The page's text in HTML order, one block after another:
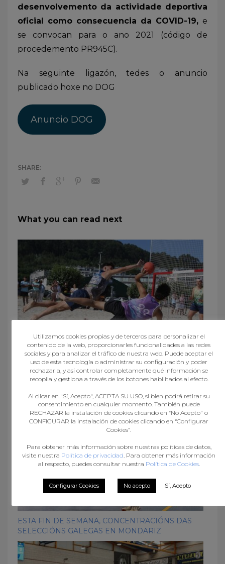
desenvolvemento da actividade deportiva
oficial como consecuencia da COVID-19, e
se convocan para o ano 2021 (código de
procedemento PR945C).
Na seguinte ligazón, tedes o anuncio
publicado hoxe no DOG
Anuncio DOG
What you can read next
ALICANTE ACOLLE A PARTIRES DO DÍA 1 O
CAMPIONATO DE ESPAÑA DE BALONMÁN PRAIA
ESTA FIN DE SEMANA, CONCENTRACIÓNS DAS
SELECCIÓNS GALEGAS EN MONDARIZ
Utilizamos cookies propias y de terceros para personalizar el
contenido de la web, proporcionarles funcionalidades a las redes
sociales y para analizar el tráfico de nuestra web. Puede aceptar el
uso de esta tecnología o administrar su configuración y poder
rechazarla, y así controlar completamente qué información se
recopila y gestiona a través de los botones habilitados al efecto.
Al clicar en "Sí, Acepto", ACEPTA SU USO, si bien podrá retirar su
consentimiento en cualquier momento. También puede
RECHAZAR la instalación de cookies clicando en “No Acepto" o
CONFIGURAR la instalación de cookies clicando en “Configurar
Cookies”.
Para obtener más información sobre nuestras políticas de datos,
visite nuestra Política de privacidad . Para obtener más información
al respecto, puedes consultar nuestra Política de Cookies.
Configurar Cookies No acepto Sí, Acepto